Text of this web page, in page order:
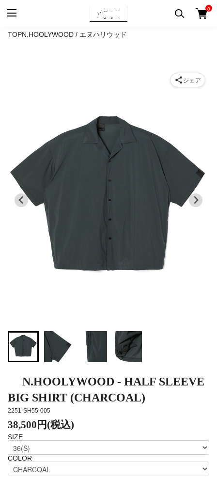
0
TOPN.HOOLYWOOD / エヌハリウッド
N.HOOLYWOOD - HALF SLEEVE
BIG SHIRT (CHARCOAL)
2251-SH55-005
38,500円(税込)
SIZE
COLOR
シェア